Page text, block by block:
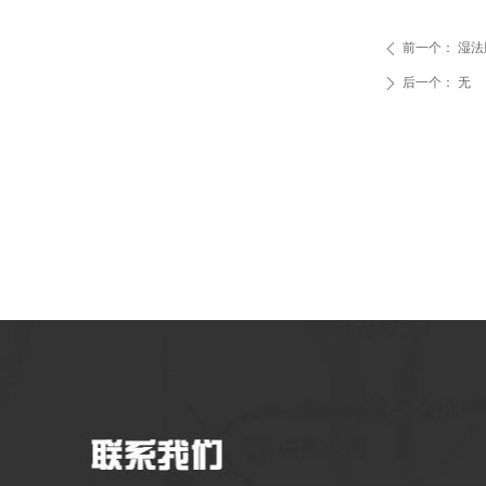
ꄴ 前一个： 湿
ꄲ 后一个： 无